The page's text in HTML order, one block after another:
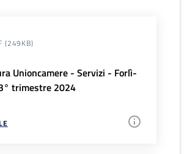
(249KB)
Unioncamere - Servizi - Forlì-
trimestre 2024